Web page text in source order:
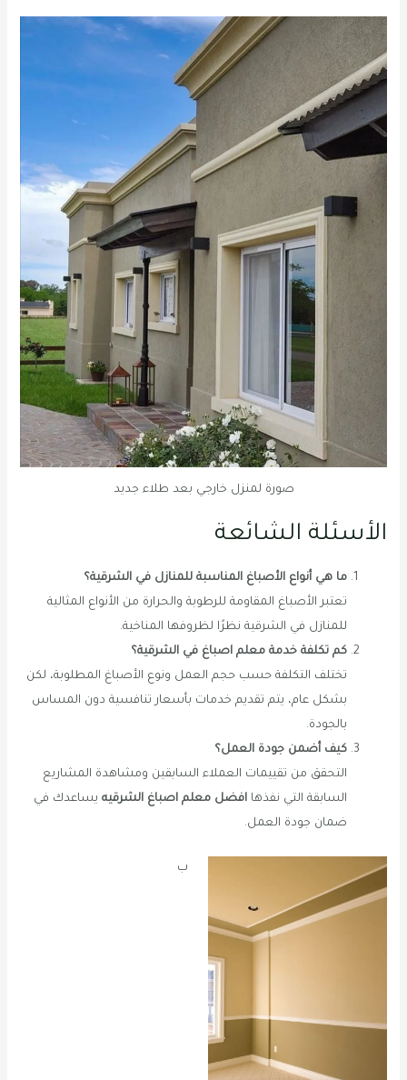
صورة لمنزل خارجي بعد طلاء جديد
الأسئلة الشائعة
ما هي أنواع الأصباغ المناسبة للمنازل في الشرقية؟
تعتبر الأصباغ المقاومة للرطوبة والحرارة من الأنواع المثالية
للمنازل في الشرقية نظرًا لظروفها المناخية.
كم تكلفة خدمة معلم اصباغ في الشرقية؟
تختلف التكلفة حسب حجم العمل ونوع الأصباغ المطلوبة، لكن
بشكل عام، يتم تقديم خدمات بأسعار تنافسية دون المساس
بالجودة.
كيف أضمن جودة العمل؟
التحقق من تقييمات العملاء السابقين ومشاهدة المشاريع
السابقة التي نفذهاافضل معلم اصباغ الشرقيه يساعدك في
ضمان جودة العمل.
ب